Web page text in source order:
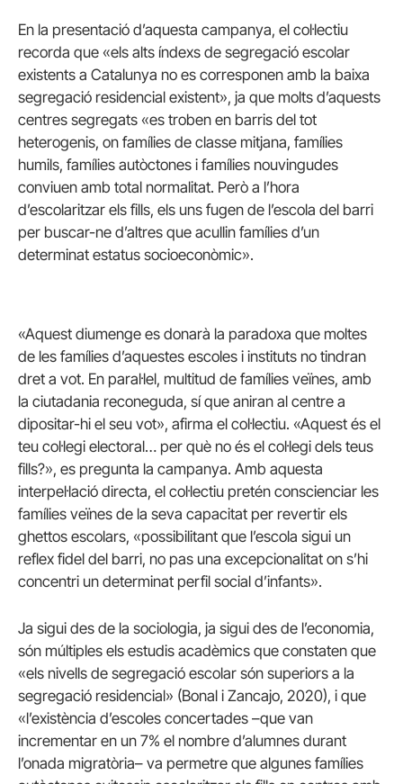
En la presentació d’aquesta campanya, el col·lectiu
recorda que «els alts índexs de segregació escolar
existents a Catalunya no es corresponen amb la baixa
segregació residencial existent», ja que molts d’aquests
centres segregats «es troben en barris del tot
heterogenis, on famílies de classe mitjana, famílies
humils, famílies autòctones i famílies nouvingudes
conviuen amb total normalitat. Però a l’hora
d’escolaritzar els fills, els uns fugen de l’escola del barri
per buscar-ne d’altres que acullin famílies d’un
determinat estatus socioeconòmic».
«Aquest diumenge es donarà la paradoxa que moltes
de les famílies d’aquestes escoles i instituts no tindran
dret a vot. En paral·lel, multitud de famílies veïnes, amb
la ciutadania reconeguda, sí que aniran al centre a
dipositar-hi el seu vot», afirma el col·lectiu. «Aquest és el
teu col·legi electoral… per què no és el col·legi dels teus
fills?», es pregunta la campanya. Amb aquesta
interpel·lació directa, el col·lectiu pretén conscienciar les
famílies veïnes de la seva capacitat per revertir els
ghettos escolars, «possibilitant que l’escola sigui un
reflex fidel del barri, no pas una excepcionalitat on s’hi
concentri un determinat perfil social d’infants».
Ja sigui des de la sociologia, ja sigui des de l’economia,
són múltiples els estudis acadèmics que constaten que
«els nivells de segregació escolar són superiors a la
segregació residencial» (Bonal i Zancajo, 2020), i que
«l’existència d’escoles concertades –que van
incrementar en un 7% el nombre d’alumnes durant
l’onada migratòria– va permetre que algunes famílies